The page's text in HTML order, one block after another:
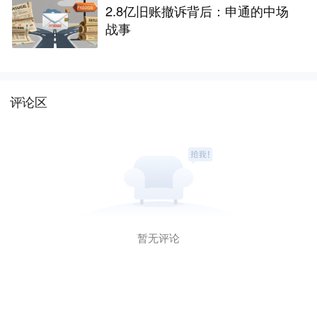
2.8亿旧账撤诉背后：申通的中场
战事
评论区
暂无评论